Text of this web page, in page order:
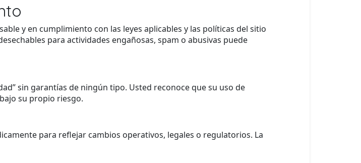
y en cumplimiento con las leyes aplicables y las políticas del sitio
para actividades engañosas, spam o abusivas puede
sin garantías de ningún tipo. Usted reconoce que su uso de
su propio riesgo.
para reflejar cambios operativos, legales o regulatorios. La